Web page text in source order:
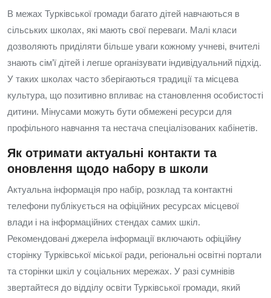
В межах Турківської громади багато дітей навчаються в
сільських школах, які мають свої переваги. Малі класи
дозволяють приділяти більше уваги кожному учневі, вчителі
знають сім’ї дітей і легше організувати індивідуальний підхід.
У таких школах часто зберігаються традиції та місцева
культура, що позитивно впливає на становлення особистості
дитини. Мінусами можуть бути обмежені ресурси для
профільного навчання та нестача спеціалізованих кабінетів.
Як отримати актуальні контакти та
оновлення щодо набору в школи
Актуальна інформація про набір, розклад та контактні
телефони публікується на офіційних ресурсах місцевої
влади і на інформаційних стендах самих шкіл.
Рекомендовані джерела інформації включають офіційну
сторінку Турківської міської ради, регіональні освітні портали
та сторінки шкіл у соціальних мережах. У разі сумнівів
звертайтеся до відділу освіти Турківської громади, який